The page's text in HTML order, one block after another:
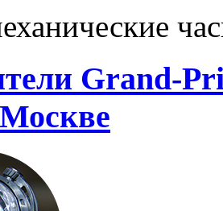
Grand-